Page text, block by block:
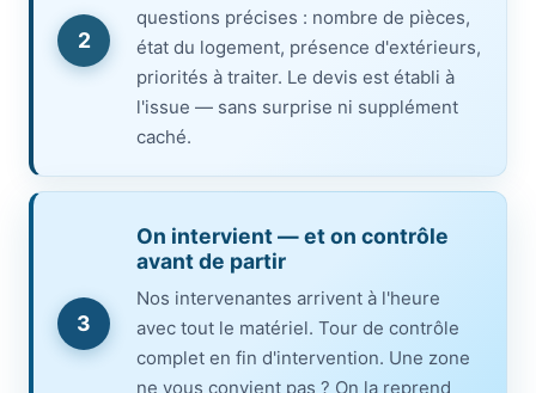
2
questions précises : nombre de pièces,
état du logement, présence d'extérieurs,
priorités à traiter. Le devis est établi à
l'issue — sans surprise ni supplément
caché.
3
On intervient — et on contrôle
avant de partir
Nos intervenantes arrivent à l'heure
avec tout le matériel. Tour de contrôle
complet en fin d'intervention. Une zone
ne vous convient pas ? On la reprend